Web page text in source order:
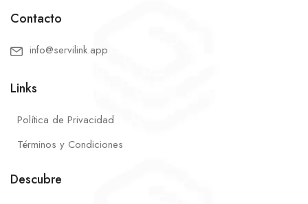
Contacto
info@servilink.app
Links
Política de Privacidad
Términos y Condiciones
Descubre